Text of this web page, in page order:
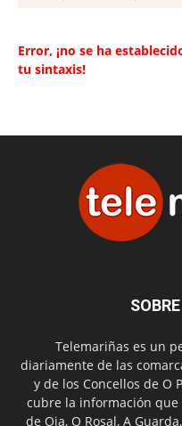
Error, ¡no se ha
tu sintaxis!
Telemariñas es un
diariamente de las
y de los Concellos de O
cubre la información
de Oia, O Rosal, A